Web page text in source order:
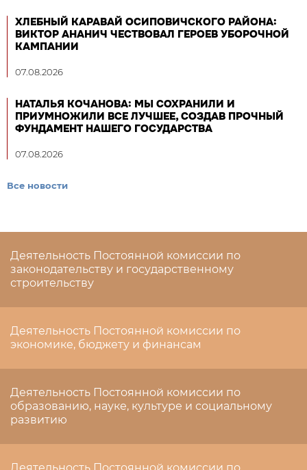
ХЛЕБНЫЙ КАРАВАЙ ОСИПОВИЧСКОГО РАЙОНА:
ВИКТОР АНАНИЧ ЧЕСТВОВАЛ ГЕРОЕВ УБОРОЧНОЙ
КАМПАНИИ
07.08.2026
НАТАЛЬЯ КОЧАНОВА: МЫ СОХРАНИЛИ И
ПРИУМНОЖИЛИ ВСЕ ЛУЧШЕЕ, СОЗДАВ ПРОЧНЫЙ
ФУНДАМЕНТ НАШЕГО ГОСУДАРСТВА
07.08.2026
Все новости
Деятельность Постоянной комиссии по
законодательству и государственному
строительству
Деятельность Постоянной комиссии по
экономике, бюджету и финансам
Деятельность Постоянной комиссии по
образованию, науке, культуре и социальному
развитию